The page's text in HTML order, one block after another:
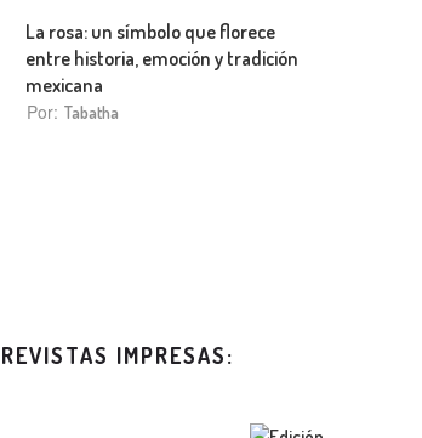
La rosa: un símbolo que florece
entre historia, emoción y tradición
mexicana
Por: Tabatha
REVISTAS IMPRESAS: